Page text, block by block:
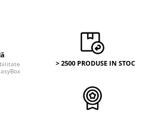
> 2500 PRODUSE IN STOC